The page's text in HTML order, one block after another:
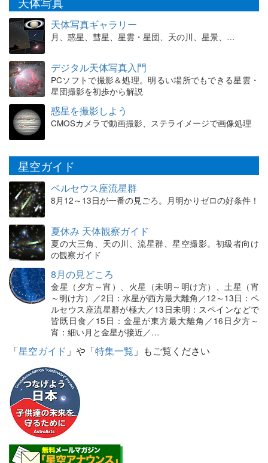
天体写真ギャラリー
月、惑星、彗星、星雲・星団、天の川、星景、…
デジタル天体写真入門
PCソフトで撮影＆処理。明るい場所でもできる星雲・
星団撮影を初歩から解説
惑星を撮影しよう
CMOSカメラで動画撮影、ステライメージで画像処理
星空ガイド
ペルセウス座流星群
8月12～13日が一番の見ごろ。月明かりゼロの好条件！
夏休み 天体観察ガイド
夏の大三角、天の川、流星群、星空撮影。初級者向け
の観察ガイド
8月の見どころ
金星（夕方～宵）、火星（未明～明け方）、土星（宵
～明け方）／2日：水星が西方最大離角／12～13日：ペ
ルセウス座流星群が極大／13日未明：スペインなどで
皆既日食／15日：金星が東方最大離角／16日夕方～
宵：細い月と金星が接近／…
「星空ガイド 」や「特集一覧 」もご覧ください